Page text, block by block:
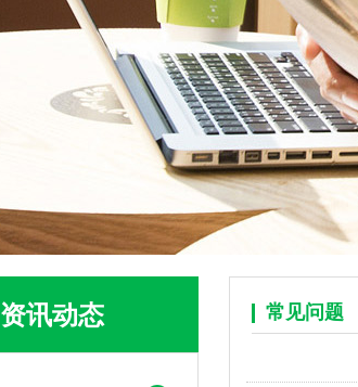
资讯动态 常见问题